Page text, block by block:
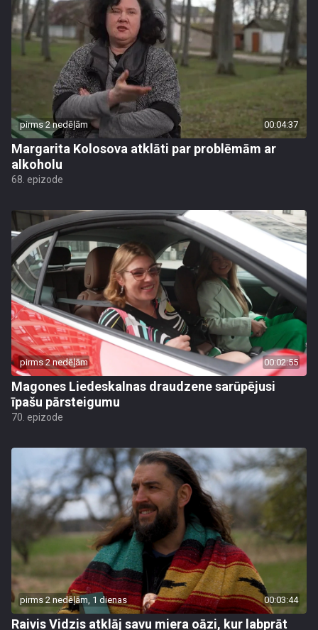
pirms 2 nedēļām 00:04:37
Margarita Kolosova atklāti par problēmām ar
alkoholu
68. epizode
pirms 2 nedēļām 00:02:55
Magones Liedeskalnas draudzene sarūpējusi
īpašu pārsteigumu
70. epizode
pirms 2 nedēļām, 1 dienas 00:03:44
Raivis Vidzis atklāj savu miera oāzi, kur labprāt